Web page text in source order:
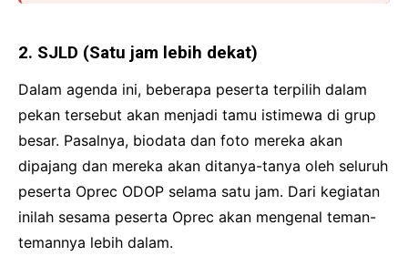
2. SJLD (Satu jam lebih dekat)
Dalam agenda ini, beberapa peserta terpilih dalam
pekan tersebut akan menjadi tamu istimewa di grup
besar. Pasalnya, biodata dan foto mereka akan
dipajang dan mereka akan ditanya-tanya oleh seluruh
peserta Oprec ODOP selama satu jam. Dari kegiatan
inilah sesama peserta Oprec akan mengenal teman-
temannya lebih dalam.